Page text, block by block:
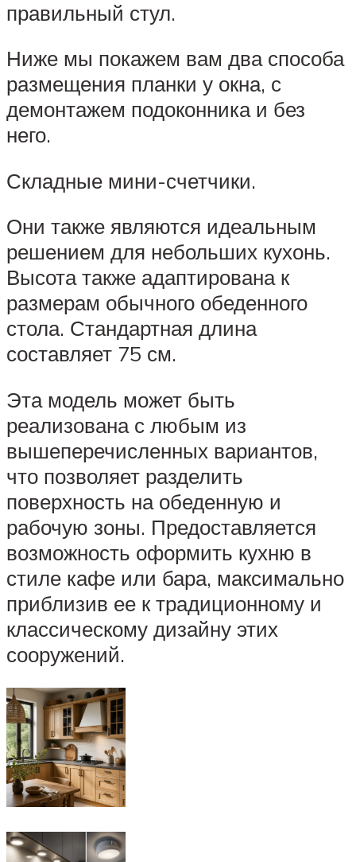
правильный стул.
Ниже мы покажем вам два способа
размещения планки у окна, с
демонтажем подоконника и без
него.
Складные мини-счетчики.
Они также являются идеальным
решением для небольших кухонь.
Высота также адаптирована к
размерам обычного обеденного
стола. Стандартная длина
составляет 75 см.
Эта модель может быть
реализована с любым из
вышеперечисленных вариантов,
что позволяет разделить
поверхность на обеденную и
рабочую зоны. Предоставляется
возможность оформить кухню в
стиле кафе или бара, максимально
приблизив ее к традиционному и
классическому дизайну этих
сооружений.